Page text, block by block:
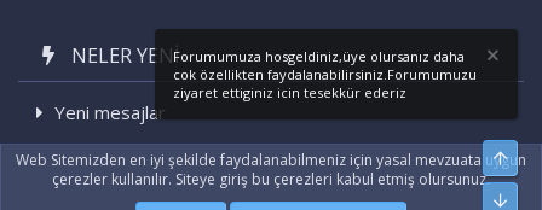
NELER YENI
Yeni mesajlar
Son etkinlikler
Forumumuza hosgeldiniz,üye olursanız daha
cok özellikten faydalanabilirsiniz.Forumumuzu
ziyaret ettiginiz icin tesekkür ederiz
Web Sitemizden en iyi şekilde faydalanabilmeniz için yasal mevzuata uygun
çerezler kullanılır. Siteye giriş bu çerezleri kabul etmiş olursunuz.
Üst
Alt